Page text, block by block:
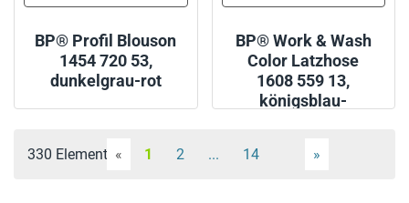
BP® Profil Blouson
1454 720 53,
dunkelgrau-rot
BP® Work & Wash
Color Latzhose
1608 559 13,
königsblau-
330 Elemente « 1 2 ... 14 »